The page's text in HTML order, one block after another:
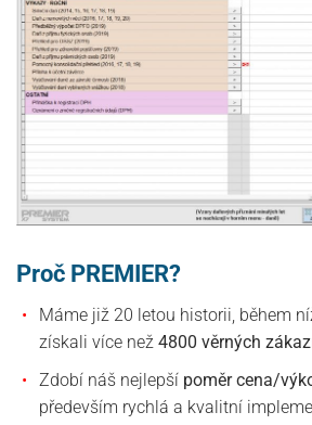
Proč PREMIER?
Máme již 20 letou historii, během
získali více než 4800 věrných
Zdobí náš nejlepší poměr cena/
především rychlá a kvalitní